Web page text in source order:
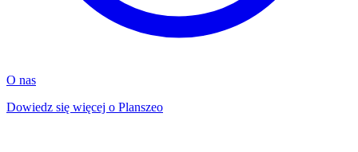
O nas
Dowiedz się więcej o Planszeo